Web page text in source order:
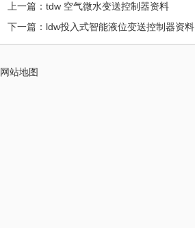
上一篇：tdw 空气微水变送控制器资料
下一篇：ldw投入式智能液位变送控制器资料
网站地图